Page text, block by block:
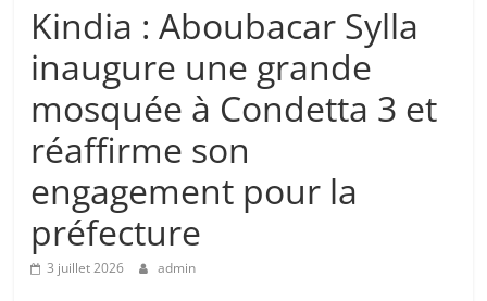
Kindia : Aboubacar Sylla
inaugure une grande
mosquée à Condetta 3 et
réaffirme son
engagement pour la
préfecture
3 juillet 2026 admin